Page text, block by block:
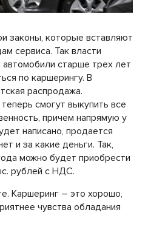
законы, которые вставляют
сервиса. Так власти
старше трех лет
по каршерингу. В
распродажа.
смогут выкупить все
причем напрямую у
написано, продается
и за какие деньги. Так,
можно будет приобрести
рублей с НДС.
Каршеринг – это хорошо,
чувства обладания